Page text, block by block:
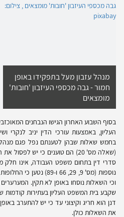
מנהל עזבון מעל בתפקידו באופן
חמור - גבה מכספי העיזבון 'חובות'
מומצאים
בסוף השבוע האחרון הגישו הנבחנים
העליון, באמצעות עורכי הדין יניב
בחמש שאלות שבהן לטענתם נפל פגם מנהלי
(שאלה מס' 20) הם טוענים כי יש
סדרי דין בתחום משפט העבודה, אינו חלק
נוספות (מס' 9, 29, 66 ו-
וכי השאלות נוסחו באופן לא תקין.
שקבע בית המשפט העליון בעתירות קודמות
דנן הוא חריג וקיצוני עד כי יש להתערב
את השאלות כולן.